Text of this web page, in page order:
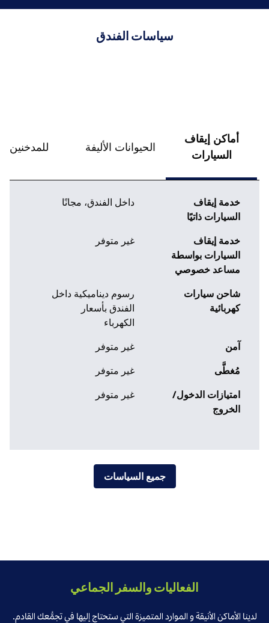
سياسات الفندق
أماكن إيقاف
السيارات
الحيوانات الأليفة للمدخنين
خدمة إيقاف
السيارات ذاتيًا
داخل الفندق، مجانًا
خدمة إيقاف
السيارات بواسطة
مساعد خصوصي
غير متوفر
شاحن سيارات
كهربائية
رسوم ديناميكية داخل
الفندق بأسعار
الكهرباء
آمن
غير متوفر
مُغطَّى
غير متوفر
امتيازات الدخول/
الخروج
غير متوفر
جميع السياسات
الفعاليات والسفر الجماعي
لدينا الأماكن الأنيقة و الموارد المتميزة التي ستحتاج إليها في تجمُّعك القادم.